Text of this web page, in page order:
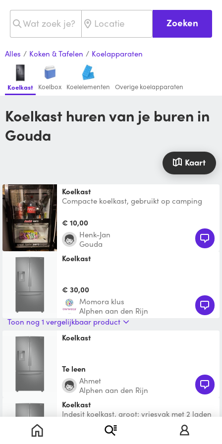
Zoeken
Alles / Koken & Tafelen / Koelapparaten
Koelkast Koelbox Koelelementen Overige koelapparaten
Koelkast huren van je buren in
Gouda
Kaart
Koelkast
Compacte koelkast, gebruikt op camping
€ 10,00
Henk-Jan
Gouda
Koelkast
€ 30,00
Momora klus
Alphen aan den Rijn
Toon nog 1 vergelijkbaar product
Koelkast
Te leen
Ahmet
Alphen aan den Rijn
Koelkast
Indesit koelkast, groot; vriesvak met 2 laden
en een vak bovenin; 4 jaar oud, werkt
prima; heeft een